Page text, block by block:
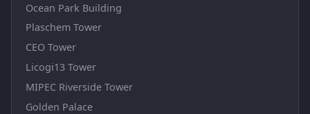
Ocean Park Building
Plaschem Tower
CEO Tower
Licogi13 Tower
MIPEC Riverside Tower
Golden Palace